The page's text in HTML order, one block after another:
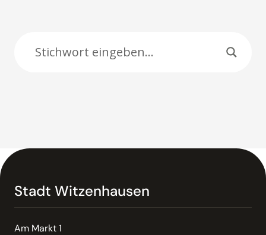
Stadt Witzenhausen
Am Markt 1